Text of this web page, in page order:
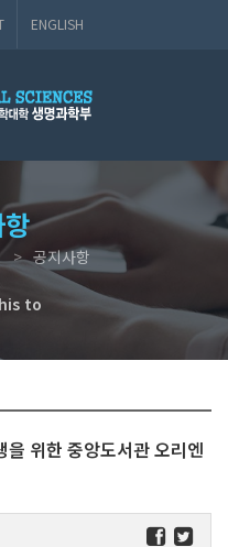
ENGLISH
공지사항
to
위한 중앙도서관 오리엔